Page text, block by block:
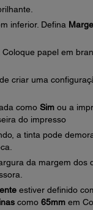
inferior. Defina
papel em
criar uma
como Simou a
do impresso
a tinta pode
da margem dos
estiver definido
como 65mmem